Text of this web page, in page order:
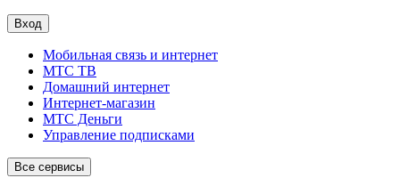
Вход
Мобильная связь и интернет
МТС ТВ
Домашний интернет
Интернет-магазин
МТС Деньги
Управление подписками
Все сервисы